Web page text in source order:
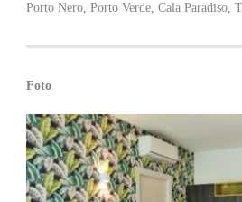
Porto Nero, Porto Verde, Cala Paradiso,
Foto